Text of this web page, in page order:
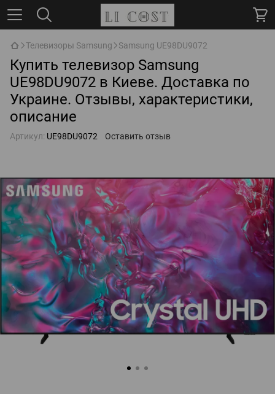
Телевизоры Samsung Samsung UE98DU9072
Купить телевизор Samsung
UE98DU9072 в Киеве. Доставка по
Украине. Отзывы, характеристики,
описание
Артикул: UE98DU9072 Оставить отзыв